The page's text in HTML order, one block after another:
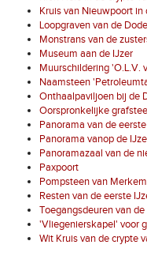
Kruis van Nieuwpoort in
Loopgraven van de
Monstrans van de
Museum aan de IJzer
Muurschildering 'O.L.V.
Naamsteen
Onthaalpaviljoen bij de
Oorspronkelijke
Panorama van de
Panorama vanop de
Panoramazaal van de
Paxpoort
Pompsteen van
Resten van de eerste
Toegangsdeuren van
'Vliegenierskapel' voor
Wit Kruis van de crypte